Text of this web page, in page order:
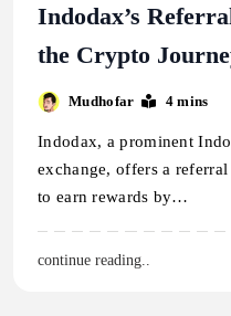
Indodax’s
the Crypto
Mudhofar 4 mins
Indodax, a prominent
exchange, offers a
to earn rewards by…
continue reading..